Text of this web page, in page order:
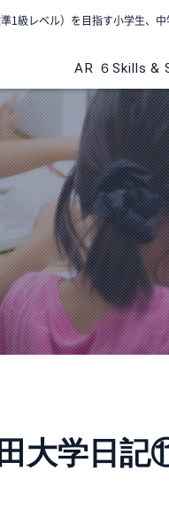
1級レベル）を目指す小学生、
AR ６Skills &
大学日